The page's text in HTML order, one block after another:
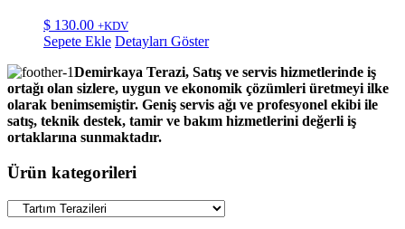
$ 130.00 +KDV
Sepete Ekle Detayları Göster
Demirkaya Terazi, Satış ve servis hizmetlerinde iş
ortağı olan sizlere, uygun ve ekonomik çözümleri üretmeyi ilke
olarak benimsemiştir. Geniş servis ağı ve profesyonel ekibi ile
satış, teknik destek, tamir ve bakım hizmetlerini değerli iş
ortaklarına sunmaktadır.
Ürün kategorileri